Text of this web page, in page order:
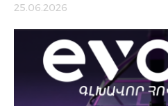
25.06.2026